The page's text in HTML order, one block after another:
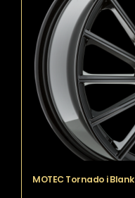
MOTEC Tornado i